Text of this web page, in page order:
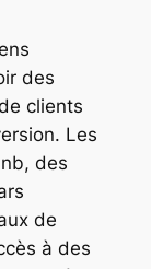
des
clients
Les
des
de
à des